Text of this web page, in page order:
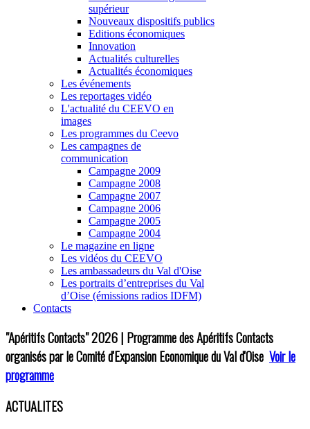
supérieur
Nouveaux dispositifs publics
Editions économiques
Innovation
Actualités culturelles
Actualités économiques
Les événements
Les reportages vidéo
L'actualité du CEEVO en
images
Les programmes du Ceevo
Les campagnes de
communication
Campagne 2009
Campagne 2008
Campagne 2007
Campagne 2006
Campagne 2005
Campagne 2004
Le magazine en ligne
Les vidéos du CEEVO
Les ambassadeurs du Val d'Oise
Les portraits d’entreprises du Val
d’Oise (émissions radios IDFM)
Contacts
"Apéritifs Contacts"2026 | Programme des Apéritifs Contacts
organisés par le Comité d'Expansion Economique du Val d'Oise Voir le
programme
ACTUALITES